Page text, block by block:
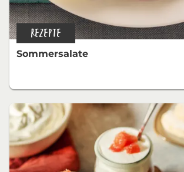
REZEPTE
Sommersalate